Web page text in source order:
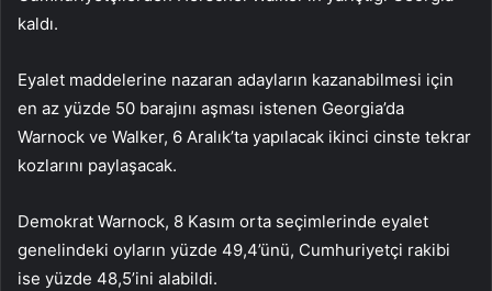
kaldı.
Eyalet maddelerine nazaran adayların kazanabilmesi için
en az yüzde 50 barajını aşması istenen Georgia’da
Warnock ve Walker, 6 Aralık’ta yapılacak ikinci cinste tekrar
kozlarını paylaşacak.
Demokrat Warnock, 8 Kasım orta seçimlerinde eyalet
genelindeki oyların yüzde 49,4’ünü, Cumhuriyetçi rakibi
ise yüzde 48,5’ini alabildi.